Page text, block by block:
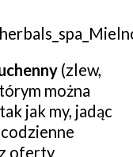
(zlew,
można
jak my, jadąc
oferty